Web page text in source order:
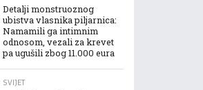
Detalji monstruoznog
ubistva vlasnika piljarnica:
Namamili ga intimnim
odnosom, vezali za krevet
pa ugušili zbog 11.000 eura
SVIJET